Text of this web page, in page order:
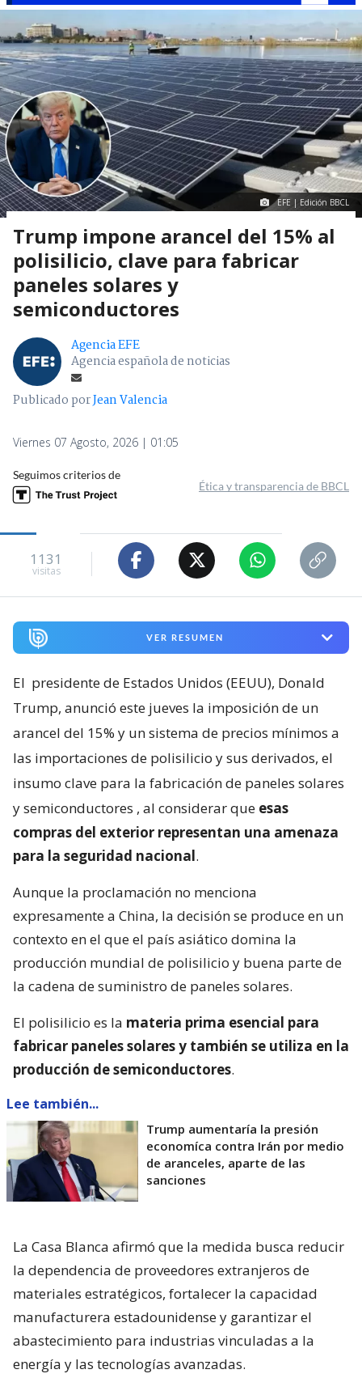
EFE | Edición BBCL
Trump impone arancel del 15% al
polisilicio, clave para fabricar
paneles solares y
semiconductores
Agencia EFE
Agencia española de noticias
Publicado porJean Valencia
Viernes 07 Agosto, 2026 | 01:05
Seguimos criterios de
Ética y transparencia de BBCL
1131
visitas
VER RESUMEN
El presidente de Estados Unidos (EEUU), Donald
Trump, anunció este jueves la imposición de un
arancel del 15% y un sistema de precios mínimos a
las importaciones de polisilicio y sus derivados, el
insumo clave para la fabricación de paneles solares
y semiconductores , al considerar que esas
compras del exterior representan una amenaza
para la seguridad nacional.
Aunque la proclamación no menciona
expresamente a China, la decisión se produce en un
contexto en el que el país asiático domina la
producción mundial de polisilicio y buena parte de
la cadena de suministro de paneles solares.
El polisilicio es la materia prima esencial para
fabricar paneles solares y también se utiliza en la
producción de semiconductores.
Lee también...
Trump aumentaría la presión
economíca contra Irán por medio
de aranceles, aparte de las
sanciones
La Casa Blanca afirmó que la medida busca reducir
la dependencia de proveedores extranjeros de
materiales estratégicos, fortalecer la capacidad
manufacturera estadounidense y garantizar el
abastecimiento para industrias vinculadas a la
energía y las tecnologías avanzadas.